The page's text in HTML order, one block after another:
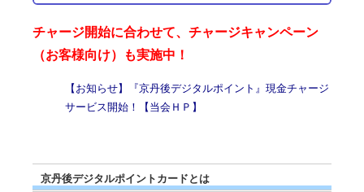
チャージ開始に合わせて、チャージキャンペーン
（お客様向け）も実施中！
【お知らせ】『京丹後デジタルポイント』現金チャージ
サービス開始！【当会ＨＰ】
京丹後デジタルポイントカードとは